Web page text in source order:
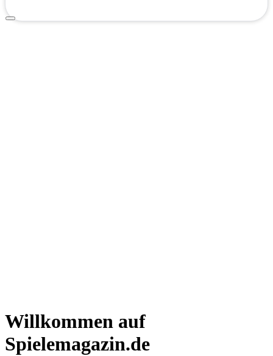
Willkommen auf
Spielemagazin.de